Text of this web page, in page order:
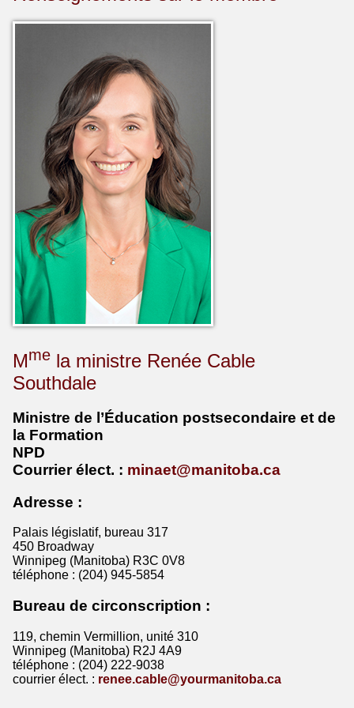
Mme la ministre Renée Cable
Southdale
Ministre de l’Éducation postsecondaire et de
la Formation
NPD
Courrierélect. : minaet@manitoba.ca
Adresse :
Palais législatif, bureau 317
450 Broadway
Winnipeg (Manitoba) R3C 0V8
téléphone : (204) 945-5854
Bureau de circonscription :
119, chemin Vermillion, unité 310
Winnipeg (Manitoba) R2J 4A9
téléphone : (204) 222-9038
courrier élect. : renee.cable@yourmanitoba.ca